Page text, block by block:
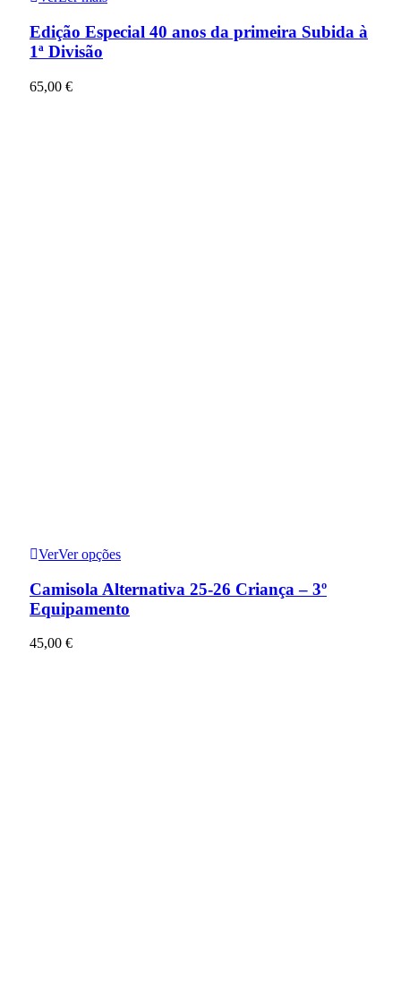
Edição Especial 40 anos da primeira Subida à
1ª Divisão
65,00 €
VerVer opções
Camisola Alternativa 25-26 Criança – 3º
Equipamento
45,00 €